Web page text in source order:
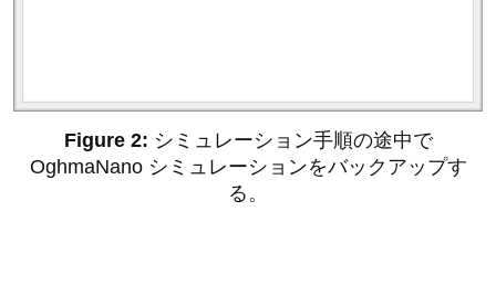
シミュレーション手順の途中で
OghmaNano シミュレーションをバックアップす
る。